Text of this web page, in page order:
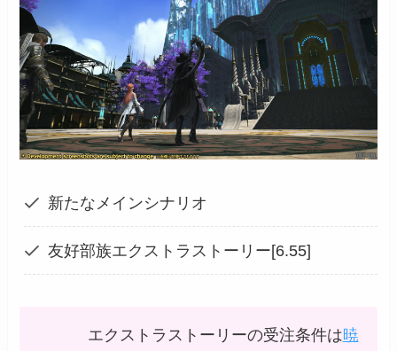
新たなメインシナリオ
友好部族エクストラストーリー[6.55]
エクストラストーリーの受注条件は暁